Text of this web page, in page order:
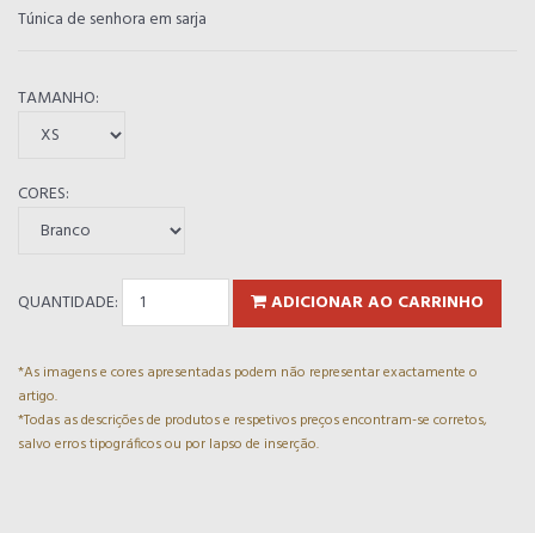
Túnica de senhora em sarja
TAMANHO:
CORES:
QUANTIDADE: ADICIONAR AO CARRINHO
*As imagens e cores apresentadas podem não representar exactamente o
artigo.
*Todas as descrições de produtos e respetivos preços encontram-se corretos,
salvo erros tipográficos ou por lapso de inserção.